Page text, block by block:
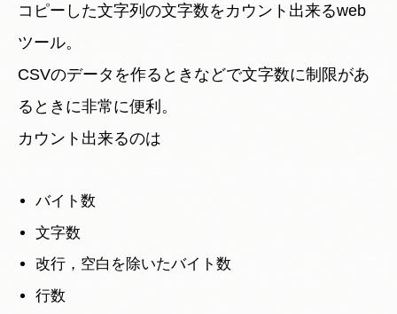
コピーした文字列の文字数をカウント出来るweb
ツール。
CSVのデータを作るときなどで文字数に制限があ
るときに非常に便利。
カウント出来るのは
バイト数
文字数
改行，空白を除いたバイト数
行数